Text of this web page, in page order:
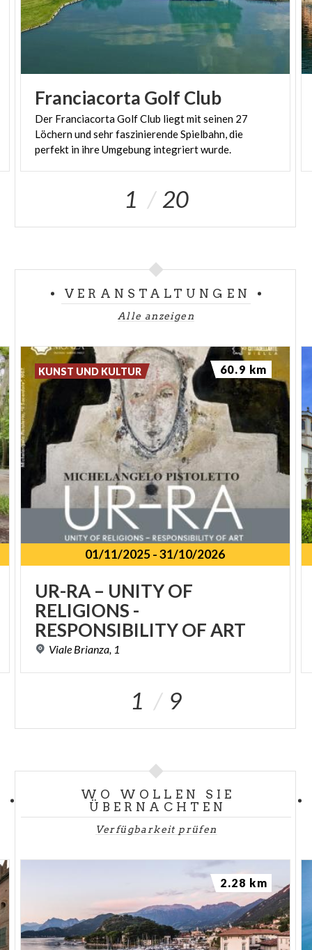
Franciacorta Golf Club
Der Franciacorta Golf Club liegt mit seinen 27
Löchern und sehr faszinierende Spielbahn, die
perfekt in ihre Umgebung integriert wurde.
1 20
VERANSTALTUNGEN
Alle anzeigen
01/11/2025-31/10/2026
UR-RA – UNITY OF
RELIGIONS -
RESPONSIBILITY OF ART
Viale Brianza, 1
KUNST UND KULTUR 60.9 km
1 9
WO WOLLEN SIE
ÜBERNACHTEN
Verfügbarkeit prüfen
2.28 km